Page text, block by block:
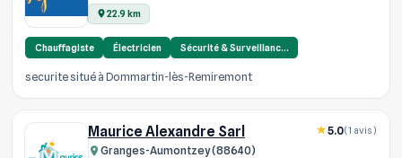
22.9 km
Chauffagiste Électricien Sécurité & Surveillanc…
securite situé à Dommartin-lès-Remiremont
Maurice Alexandre Sarl
Granges-Aumontzey (88640)
5.0(1 avis)